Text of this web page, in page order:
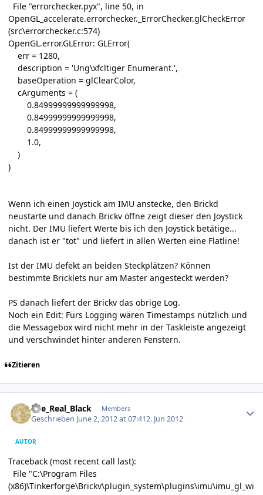
File "errorchecker.pyx", line 50, in
OpenGL_accelerate.errorchecker._ErrorChecker.glCheckError
(src\errorchecker.c:574)
OpenGL.error.GLError: GLError(
err = 1280,
description = 'Ung\xfcltiger Enumerant.',
baseOperation = glClearColor,
cArguments = (
0.84999999999999998,
0.84999999999999998,
0.84999999999999998,
1.0,
)
)
Wenn ich einen Joystick am IMU anstecke, den Brickd
neustarte und danach Brickv öffne zeigt dieser den Joystick
nicht. Der IMU liefert Werte bis ich den Joystick betätige...
danach ist er "tot" und liefert in allen Werten eine Flatline!
Ist der IMU defekt an beiden Steckplätzen? Können
bestimmte Bricklets nur am Master angesteckt werden?
PS danach liefert der Brickv das obrige Log.
Noch ein Edit: Fürs Logging wären Timestamps nützlich und
die Messagebox wird nicht mehr in der Taskleiste angezeigt
und verschwindet hinter anderen Fenstern.
Zitieren
The_Real_Black Members
Geschrieben June 2, 2012 at 07:412. Jun 2012
AUTOR
Traceback (most recent call last):
File "C:\Program Files
(x86)\Tinkerforge\Brickv\plugin_system\plugins\imu\imu_gl_wi